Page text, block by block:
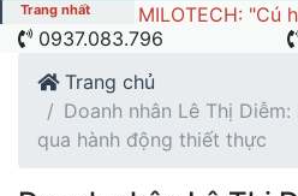
Trang nhất
MILOTECH: "Cú
chuỗi giá trị
Việt Nam
0937.083.796
Trang chủ
Doanh nhân Lê Thị
qua hành động thiết thực